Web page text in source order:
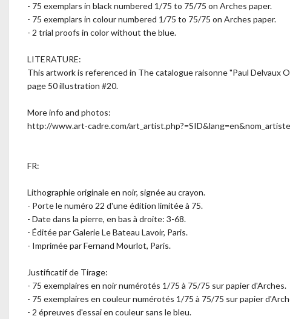
- 75 exemplars in black numbered 1/75 to 75/75 on Arches paper.
- 75 exemplars in colour numbered 1/75 to 75/75 on Arches paper.
- 2 trial proofs in color without the blue.
LITERATURE:
This artwork is referenced in The catalogue raisonne "Paul Delvaux
page 50 illustration #20.
More info and photos:
http://www.art-cadre.com/
FR:
Lithographie originale en noir, signée au crayon.
- Porte le numéro 22 d'une édition limitée à 75.
- Date dans la pierre, en bas à droite: 3-68.
- Éditée par Galerie Le Bateau Lavoir, Paris.
- Imprimée par Fernand Mourlot, Paris.
Justificatif de Tirage:
- 75 exemplaires en noir numérotés 1/75 à 75/75 sur papier d'Arches.
- 75 exemplaires en couleur numérotés 1/75 à 75/75 sur papier
- 2 épreuves d'essai en couleur sans le bleu.